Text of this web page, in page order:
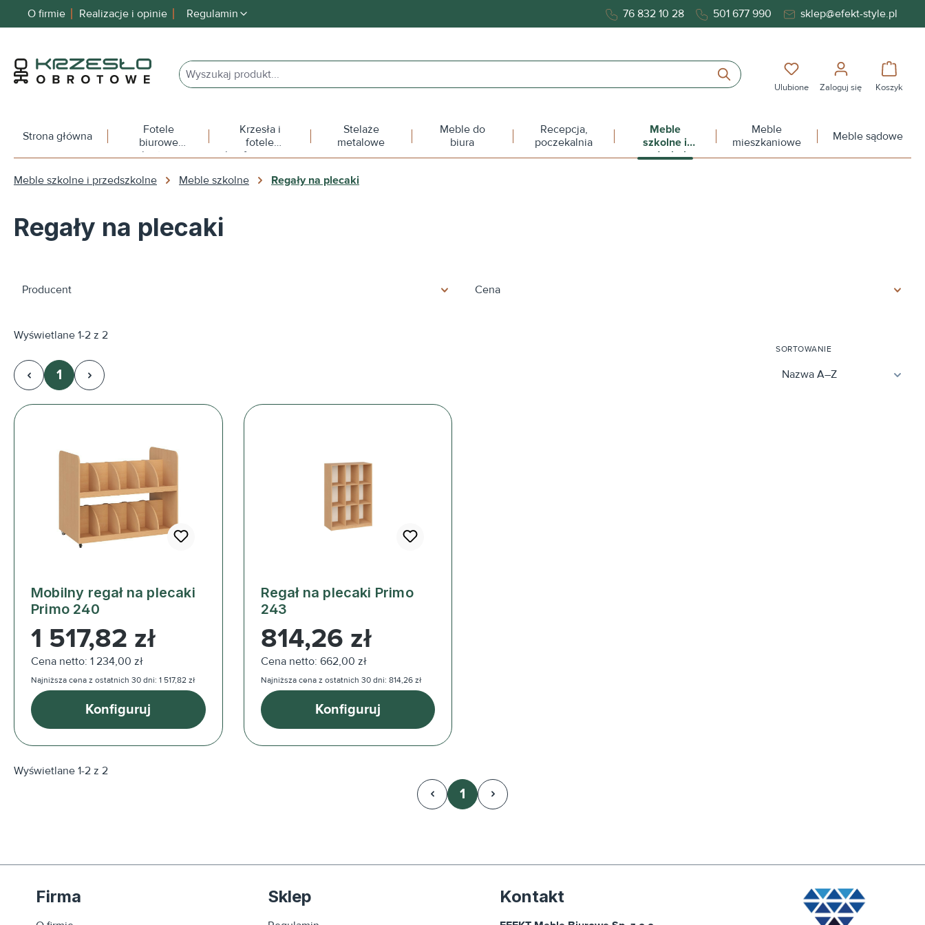
Przejdź do głównej nawigacji
O firmie Realizacje i opinie Regulamin 76 832 10 28 501 677 990 sklep@efekt-style.pl
Masz 0 przedmioty na
Ulubione Zaloguj się Koszyk
Strona główna
Fotele
biurowe
obrotowe
Krzesła i
fotele
konferencyjne
Stelaże
metalowe
Meble do
biura
Recepcja,
poczekalnia
Meble
szkolne i
przedszkolne
Meble
mieszkaniowe
Meble sądowe
Meble szkolne i przedszkolne Meble szkolne Regały na plecaki
Regały na plecaki
Producent Cena
Wyświetlane 1-2 z 2
Strona
1
SORTOWANIE
Mobilny regał na plecaki
Primo 240
Cena regularna:
1 517,82 zł
Cena netto: 1 234,00 zł
Najniższa cena z ostatnich 30 dni: 1 517,82 zł
Konfiguruj
Regał na plecaki Primo
243
Cena regularna:
814,26 zł
Cena netto: 662,00 zł
Najniższa cena z ostatnich 30 dni: 814,26 zł
Konfiguruj
Wyświetlane 1-2 z 2
Strona
1
Firma Sklep Kontakt